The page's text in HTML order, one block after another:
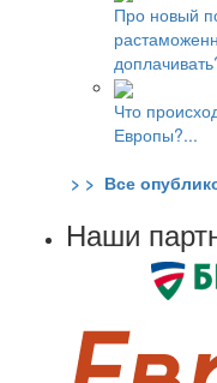
Про новый
Что
Европы?...
> > Все
Наши